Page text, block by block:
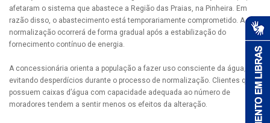
afetaram o sistema que abastece a Região das Praias, na Pinheira. Em
razão disso, o abastecimento está temporariamente comprometido. A
normalização ocorrerá de forma gradual após a estabilização do
fornecimento contínuo de energia.
A concessionária orienta a população a fazer uso consciente da água,
evitando desperdícios durante o processo de normalização. Clientes que
possuem caixas d’água com capacidade adequada ao número de
moradores tendem a sentir menos os efeitos da alteração.